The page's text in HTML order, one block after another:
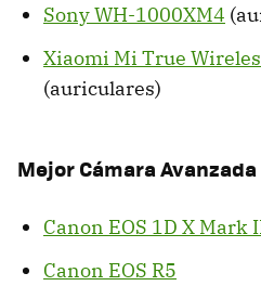
Sony WH-1000XM4
Xiaomi Mi True
(auriculares)
Mejor Cámara Avanzada
Canon EOS 1D X Mark
Canon EOS R5